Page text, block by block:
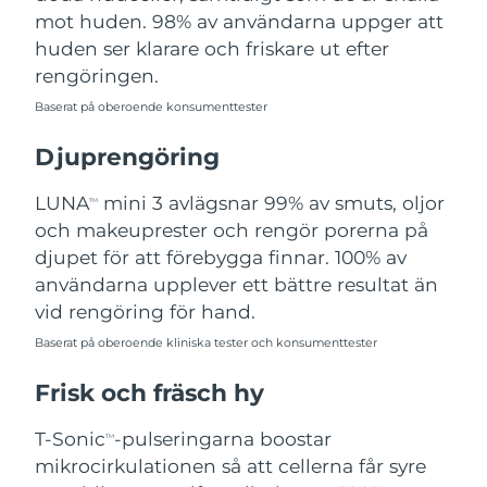
mot huden. 98% av användarna uppger att
huden ser klarare och friskare ut efter
rengöringen.
Baserat på oberoende konsumenttester
Djuprengöring
LUNATM
mini 3 avlägsnar 99% av smuts, oljor
och makeuprester och rengör porerna på
djupet för att förebygga finnar. 100% av
användarna upplever ett bättre resultat än
vid rengöring för hand.
Baserat på oberoende kliniska tester och konsumenttester
Frisk och fräsch hy
T-SonicTM-pulseringarna boostar
mikrocirkulationen så att cellerna får syre
Filippinerna Förväntad leverans 13/08/2026
Polen
Qatar Förväntad leverans 11/08/2026
Réunion Förväntad leverans15/08/2026
Rumänien Förväntad leverans10/08/2026
Ryssland Förväntad leverans
Saudiarabien Förväntad leverans